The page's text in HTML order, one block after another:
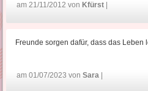
am 21/11/2012 von Kfürst
Freunde sorgen dafür, dass das Leben
am 01/07/2023 vonSara